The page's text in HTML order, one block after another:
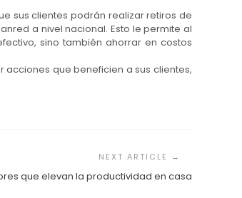
sus clientes podrán realizar retiros de
a nivel nacional. Esto le permite al
sino también ahorrar en costos
que beneficien a sus clientes,
que elevan la productividad en casa